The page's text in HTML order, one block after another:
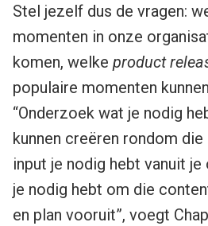
Stel jezelf dus de vragen:
momenten in onze
komen, welke product
populaire momenten
“Onderzoek wat je nodig
kunnen creëren rondom
input je nodig hebt vanuit
je nodig hebt om die
en plan vooruit”, voegt